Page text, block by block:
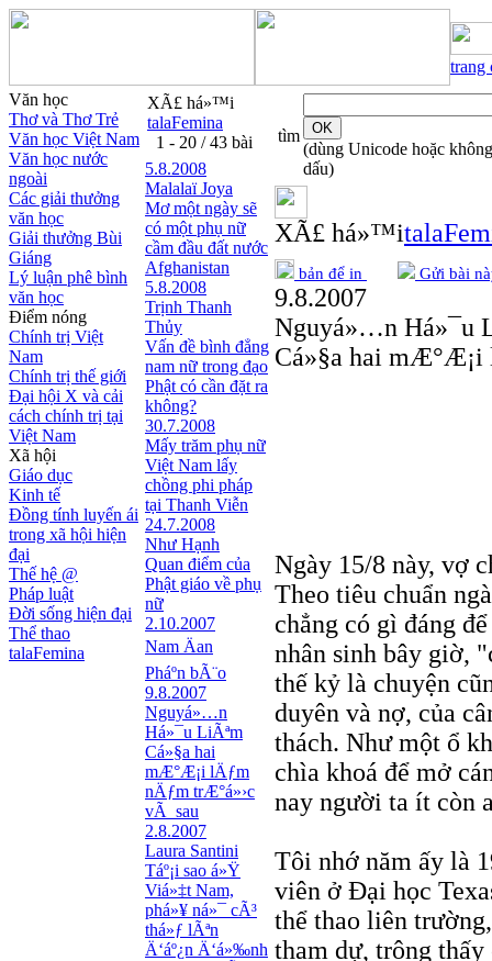
trang
Văn học
Thơ và Thơ Trẻ
Văn học Việt Nam
Văn học nước
ngoài
Các giải thưởng
văn học
Giải thưởng Bùi
Giáng
Lý luận phê bình
văn học
Điểm nóng
Chính trị Việt
Nam
Chính trị thế giới
Đại hội X và cải
cách chính trị tại
Việt Nam
Xã hội
Giáo dục
Kinh tế
Đồng tính luyến ái
trong xã hội hiện
đại
Thế hệ @
Pháp luật
Đời sống hiện đại
Thể thao
talaFemina
XÃ£ há»™i
talaFemina
1 - 20 / 43 bài
5.8.2008
Malalaï Joya
Mơ một ngày sẽ
có một phụ nữ
cầm đầu đất nước
Afghanistan
5.8.2008
Trịnh Thanh
Thủy
Vấn đề bình đẳng
nam nữ trong đạo
Phật có cần đặt ra
không?
30.7.2008
Mấy trăm phụ nữ
Việt Nam lấy
chồng phi pháp
tại Thanh Viễn
24.7.2008
Như Hạnh
Quan điểm của
Phật giáo về phụ
nữ
2.10.2007
Nam Äan
Pháº­n bÃ¨o
9.8.2007
Nguyá»…n
Há»¯u LiÃªm
Cá»§a hai
mÆ°Æ¡i lÄƒm
nÄƒm trÆ°á»›c
vÃ sau
2.8.2007
Laura Santini
Táº¡i sao á»Ÿ
Viá»‡t Nam,
phá»¥ ná»¯ cÃ³
thá»ƒ lÃªn
Ä‘áº¿n Ä‘á»‰nh
tìm
(dùng Unicode hoặc không
dấu)
XÃ£ há»™i
bản để in Gửi bài
9.8.2007
Nguyá»…n Há»¯u
Cá»§a hai
Ngày 15/8 này, vợ
Theo tiêu chuẩn
chẳng có gì đáng
nhân sinh bây giờ,
thế kỷ là chuyện
duyên và nợ, của
thách. Như một ổ
chìa khoá để mở
nay người ta ít còn
Tôi nhớ năm ấy là
viên ở Đại học
thể thao liên
tham dự, trông